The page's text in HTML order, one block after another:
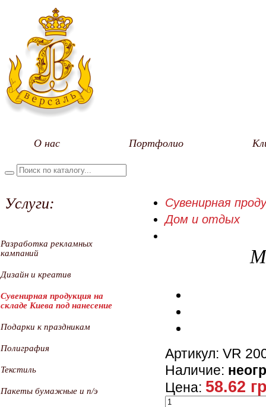
О нас Портфолио
Услуги:
Разработка рекламных
кампаний
Дизайн и креатив
Сувенирная продукция на
складе Киева под нанесение
Подарки к праздникам
Полиграфия
Текстиль
Пакеты бумажные и п/э
Сувенирная
Дом и отдых
Артикул: VR
Наличие:
Цена: 58.62